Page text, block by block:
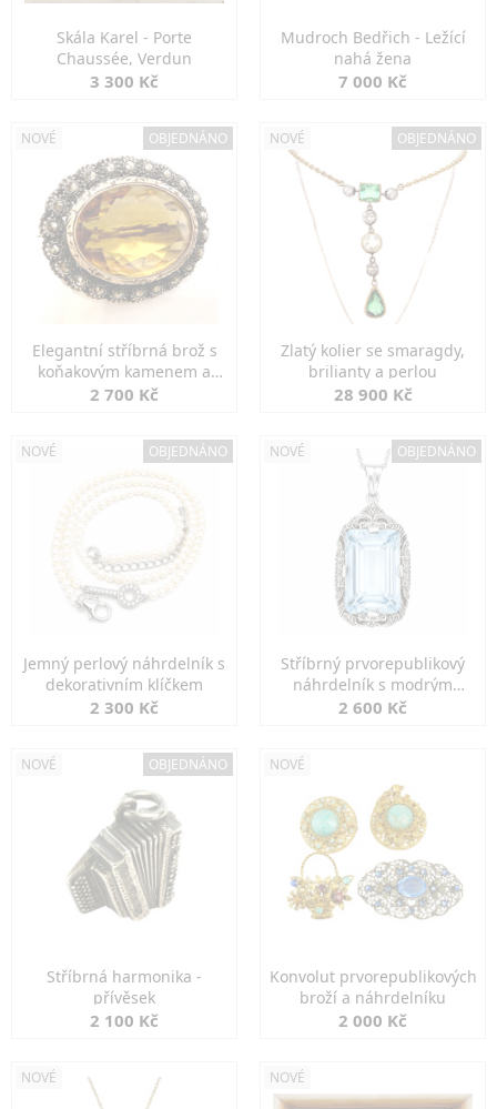
Skála Karel - Porte
Chaussée, Verdun
3 300 Kč
Mudroch Bedřich - Ležící
nahá žena
7 000 Kč
NOVÉ OBJEDNÁNO
Elegantní stříbrná brož s
koňakovým kamenem a
markazity
2 700 Kč
NOVÉ OBJEDNÁNO
Zlatý kolier se smaragdy,
brilianty a perlou
28 900 Kč
NOVÉ OBJEDNÁNO
Jemný perlový náhrdelník s
dekorativním klíčkem
2 300 Kč
NOVÉ OBJEDNÁNO
Stříbrný prvorepublikový
náhrdelník s modrým
spinelem
2 600 Kč
NOVÉ OBJEDNÁNO
Stříbrná harmonika -
přívěsek
2 100 Kč
NOVÉ
Konvolut prvorepublikových
broží a náhrdelníku
2 000 Kč
NOVÉ NOVÉ